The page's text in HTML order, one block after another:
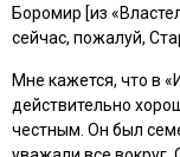
Боромир [из
сейчас, пожалуй,
Мне кажется, что в
действительно
честным. Он был